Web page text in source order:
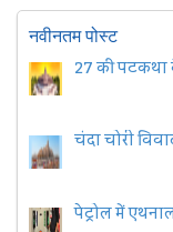
नवीनतम पोस्ट
27 की पटकथा
चंदा चोरी
पेट्रोल में